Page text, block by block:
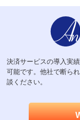
決済サービスの導入実
可能です。他社で断ら
談ください。